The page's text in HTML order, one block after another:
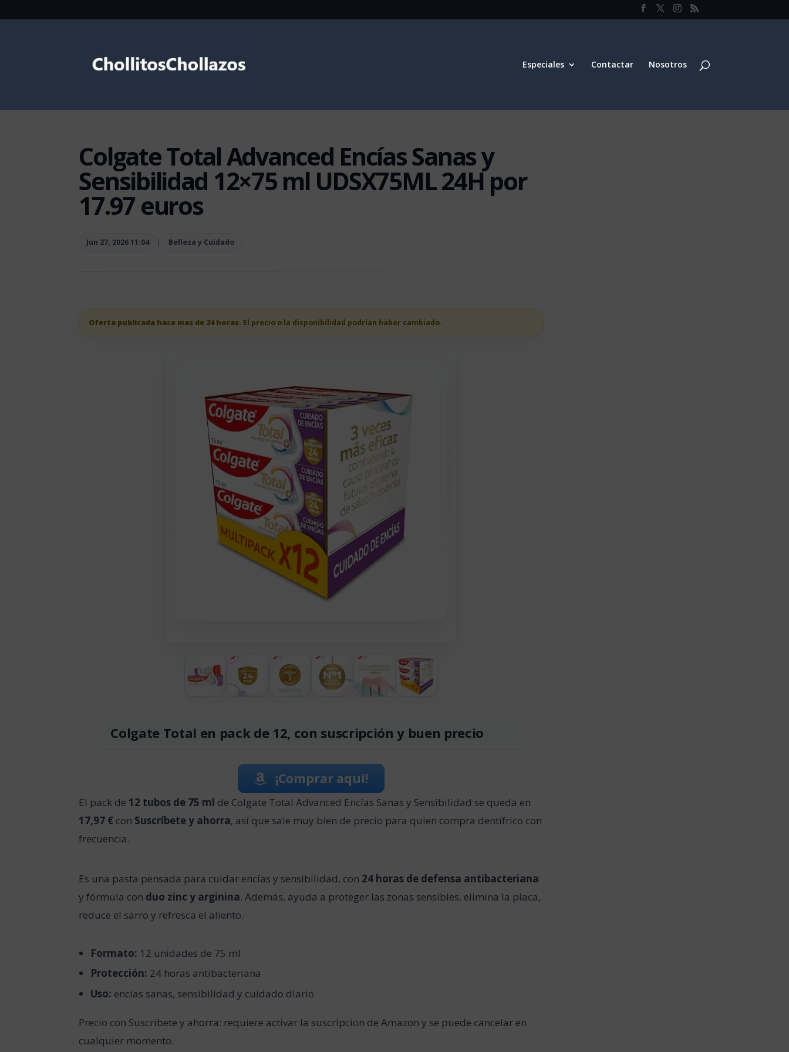
Especiales Contactar Nosotros
Colgate Total Advanced Encías Sanas y
Sensibilidad 12×75 ml UDSX75ML 24H por
17.97 euros
Jun 27, 2026 11:04 | Belleza y Cuidado
Oferta publicada hace mas de 24 horas. El precio o la disponibilidad podrian haber cambiado.
Colgate Total en pack de 12, con suscripción y buen precio
¡Comprar aquí!
El pack de 12 tubos de 75 ml de Colgate Total Advanced Encías Sanas y Sensibilidad se queda en
17,97 € con Suscríbete y ahorra, así que sale muy bien de precio para quien compra dentífrico con
frecuencia.
Es una pasta pensada para cuidar encías y sensibilidad, con 24 horas de defensa antibacteriana
y fórmula con duo zinc y arginina. Además, ayuda a proteger las zonas sensibles, elimina la placa,
reduce el sarro y refresca el aliento.
Formato: 12 unidades de 75 ml
Protección: 24 horas antibacteriana
Uso: encías sanas, sensibilidad y cuidado diario
Precio con Suscribete y ahorra: requiere activar la suscripcion de Amazon y se puede cancelar en
cualquier momento.